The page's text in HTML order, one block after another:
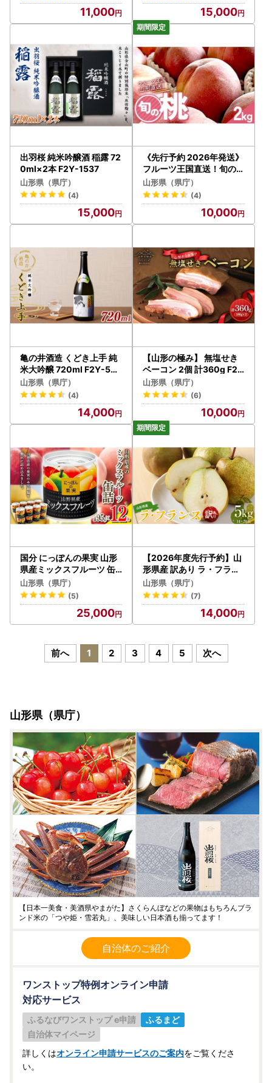
11,000 15,000
出羽桜 純米吟醸酒 稲露 72
0ml×2本 F2Y-1537
山形県（県庁）
(4)
15,000
《先行予約 2026年発送》
フルーツ王国直送！旬の桃
秀 約2kg FSY-2528
山形県（県庁）
(4)
10,000
亀の井酒造 くどき上手 純
米大吟醸 720ml F2Y-558
2
山形県（県庁）
(4)
14,000
【山形の極み】 無塩せき
ベーコン 2個 計360g F2Y
-6513
山形県（県庁）
(6)
10,000
国分 にっぽんの果実 山形
県産ミックスフルーツ 缶
詰 195g×12缶 F2Y-4768
山形県（県庁）
(5)
25,000
【2026年度先行予約】山
形県産 訳あり ラ・フラン
ス 5kg なし ナシ 梨 デザー
ト フルーツ 果物 くだもの
果実 食品 山形県 FSY-072
山形県（県庁）
(7)
14,000
前へ 1 2 3 4 5 次へ
山形県（県庁）
【日本一美食・美酒県やまがた】さくらんぼなどの果物はもちろんブラ
ンド米の「つや姫・雪若丸」、美味しい日本酒も揃ってます！
自治体のご紹介
ワンストップ特例オンライン申請
対応サービス
ふるなびワンストップ e申請
ふるまど
自治体マイページ
詳しくはオンライン申請サービスのご案内をご覧くださ
い。